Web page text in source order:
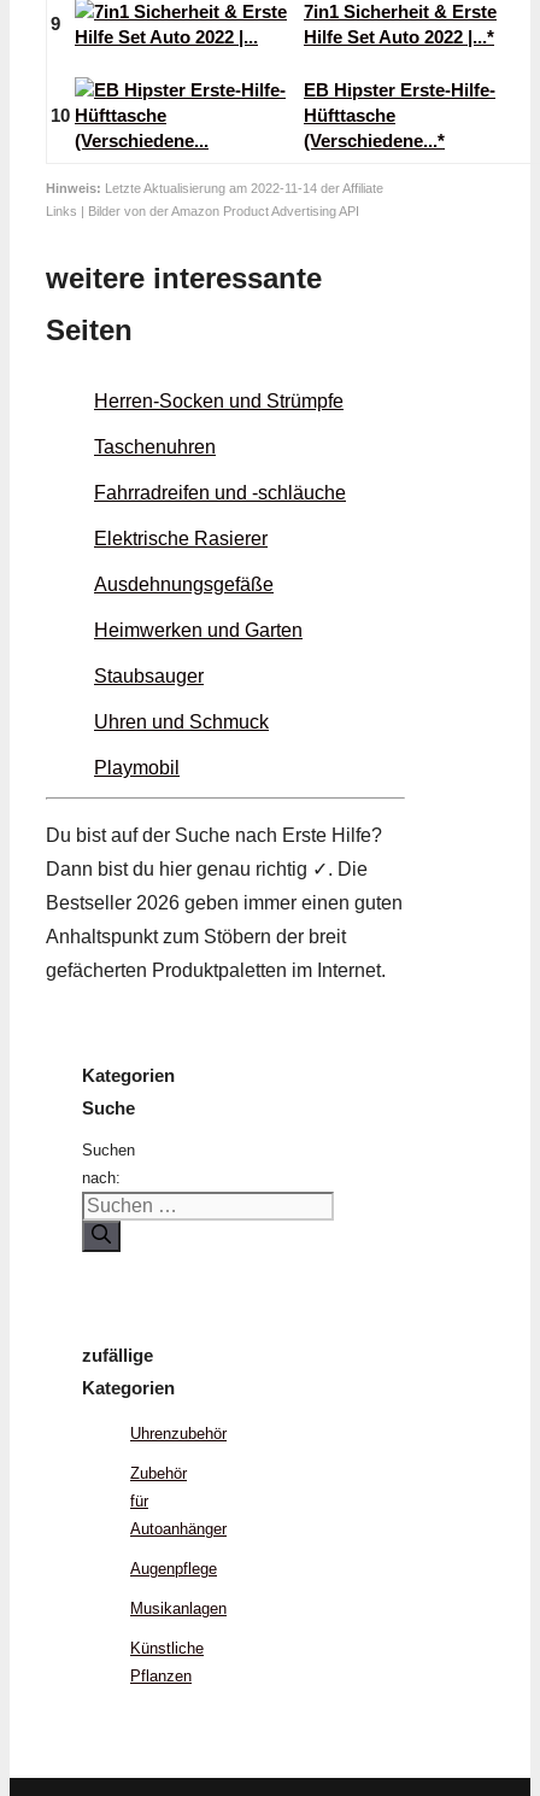
9
7in1 Sicherheit & Erste
Hilfe Set Auto 2022 |...*
10
EB Hipster Erste-Hilfe-
Hüfttasche
(Verschiedene...*
Hinweis: Letzte Aktualisierung am 2022-11-14 der Affiliate
Links | Bilder von der Amazon Product Advertising API
weitere interessante
Seiten
Herren-Socken und Strümpfe
Taschenuhren
Fahrradreifen und -schläuche
Elektrische Rasierer
Ausdehnungsgefäße
Heimwerken und Garten
Staubsauger
Uhren und Schmuck
Playmobil
Du bist auf der Suche nach Erste Hilfe?
Dann bist du hier genau richtig ✓. Die
Bestseller 2026 geben immer einen guten
Anhaltspunkt zum Stöbern der breit
gefächerten Produktpaletten im Internet.
Kategorien
Suche
Suchen
nach:
zufällige
Kategorien
Uhrenzubehör
Zubehör
für
Autoanhänger
Augenpflege
Musikanlagen
Künstliche
Pflanzen